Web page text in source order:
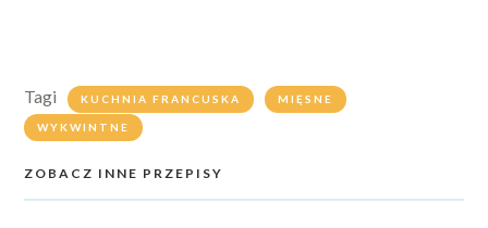
Tagi KUCHNIA FRANCUSKA MIĘSNE
WYKWINTNE
ZOBACZ INNE PRZEPISY